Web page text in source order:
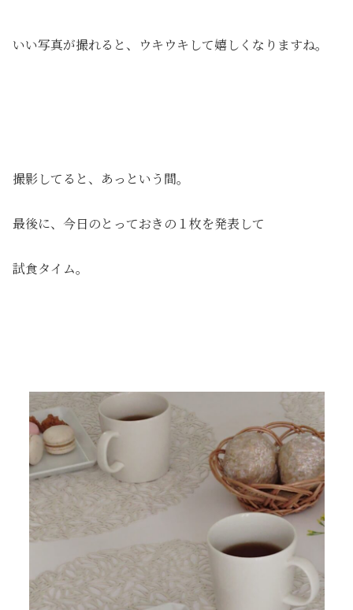
いい写真が撮れると、ウキウキして嬉しくなりますね。
撮影してると、あっという間。
最後に、今日のとっておきの１枚を発表して
試食タイム。